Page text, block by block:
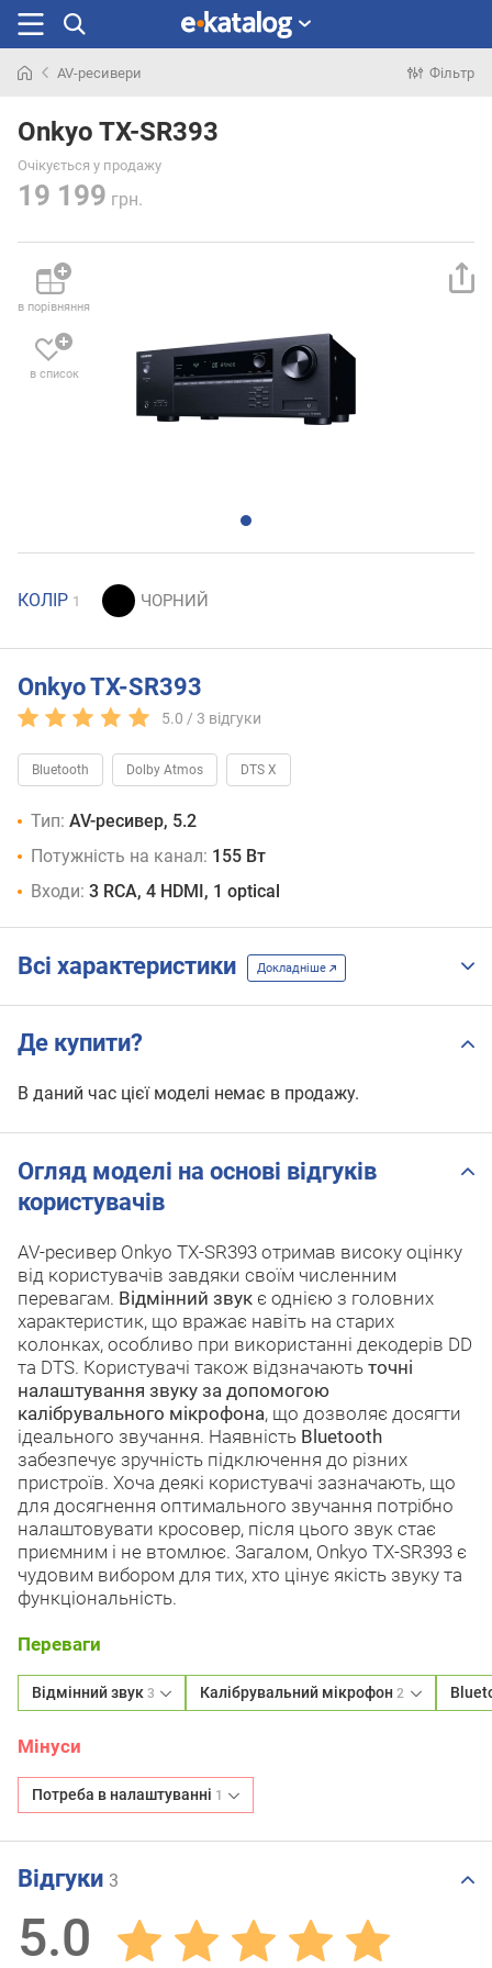
раніше
AV-ресивери Фільтр
Onkyo TX-SR393
Очікується у продажу
19 199 грн.
в порівняння
в список
КОЛІР 1
Onkyo TX-SR393
5.0 / 3 відгуки
Bluetooth Dolby Atmos DTS X
Тип: AV-ресивер, 5.2
Потужність на канал: 155 Вт
Входи: 3 RCA, 4 HDMI, 1 optical
Всі характеристики Докладніше
Де купити?
В даний час цієї моделі немає в продажу.
Огляд моделі на основі відгуків
користувачів
AV-ресивер Onkyo TX-SR393 отримав високу оцінку
від користувачів завдяки своїм численним
перевагам. Відмінний звук є однією з головних
характеристик, що вражає навіть на старих
колонках, особливо при використанні декодерів DD
та DTS. Користувачі також відзначають точні
налаштування звуку за допомогою
калібрувального мікрофона, що дозволяє досягти
ідеального звучання. Наявність Bluetooth
забезпечує зручність підключення до різних
пристроїв. Хоча деякі користувачі зазначають, що
для досягнення оптимального звучання потрібно
налаштовувати кросовер, після цього звук стає
приємним і не втомлює. Загалом, Onkyo TX-SR393 є
чудовим вибором для тих, хто цінує якість звуку та
функціональність.
Переваги
Відмінний звук 3 Калібрувальний мікрофон2
Мінуси
Потреба в налаштуванні 1
Відгуки 3
5.0